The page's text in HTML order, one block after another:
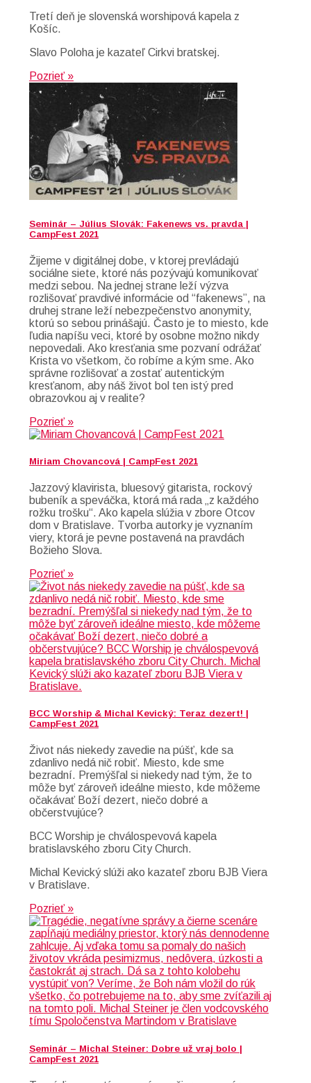
Tretí deň je slovenská worshipová kapela z
Košíc.
Slavo Poloha je kazateľ Cirkvi bratskej.
Pozrieť »
Seminár – Július Slovák: Fakenews vs. pravda |
CampFest 2021
Žijeme v digitálnej dobe, v ktorej prevládajú
sociálne siete, ktoré nás pozývajú komunikovať
medzi sebou. Na jednej strane leží výzva
rozlišovať pravdivé informácie od “fakenews”, na
druhej strane leží nebezpečenstvo anonymity,
ktorú so sebou prinášajú. Často je to miesto, kde
ľudia napíšu veci, ktoré by osobne možno nikdy
nepovedali. Ako kresťania sme pozvaní odrážať
Krista vo všetkom, čo robíme a kým sme. Ako
správne rozlišovať a zostať autentickým
kresťanom, aby náš život bol ten istý pred
obrazovkou aj v realite?
Pozrieť »
Miriam Chovancová | CampFest 2021
Jazzový klavirista, bluesový gitarista, rockový
bubeník a speváčka, ktorá má rada „z každého
rožku trošku“. Ako kapela slúžia v zbore Otcov
dom v Bratislave. Tvorba autorky je vyznaním
viery, ktorá je pevne postavená na pravdách
Božieho Slova.
Pozrieť »
BCC Worship & Michal Kevický: Teraz dezert! |
CampFest 2021
Život nás niekedy zavedie na púšť, kde sa
zdanlivo nedá nič robiť. Miesto, kde sme
bezradní. Premýšľal si niekedy nad tým, že to
môže byť zároveň ideálne miesto, kde môžeme
očakávať Boží dezert, niečo dobré a
občerstvujúce?
BCC Worship je chválospevová kapela
bratislavského zboru City Church.
Michal Kevický slúži ako kazateľ zboru BJB Viera
v Bratislave.
Pozrieť »
Seminár – Michal Steiner: Dobre už vraj bolo |
CampFest 2021